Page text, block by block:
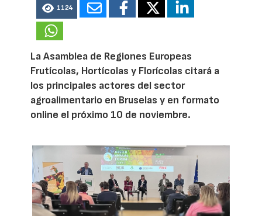
1124
La Asamblea de Regiones Europeas
Frutícolas, Hortícolas y Florícolas citará a
los principales actores del sector
agroalimentario en Bruselas y en formato
online el próximo 10 de noviembre.